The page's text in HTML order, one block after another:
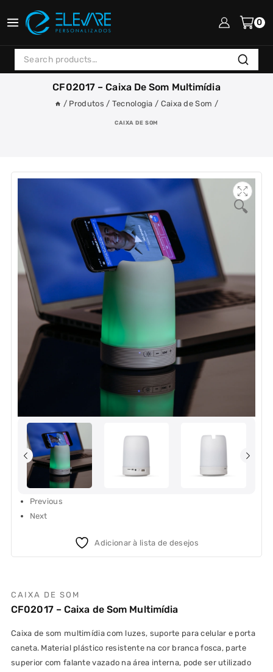
to
0
Search
for:
Search
CF02017 – Caixa De Som Multimídia
/ Produtos / Tecnologia / Caixa de Som /
CAIXA DE SOM
🔍
Previous
Next
Adicionar à lista de desejos
CAIXA DE SOM
CF02017 – Caixa de Som Multimídia
Caixa de som multimídia com luzes, suporte para celular e porta
caneta. Material plástico resistente na cor branca fosca, parte
superior com falante vazado na área interna, pode ser utilizado